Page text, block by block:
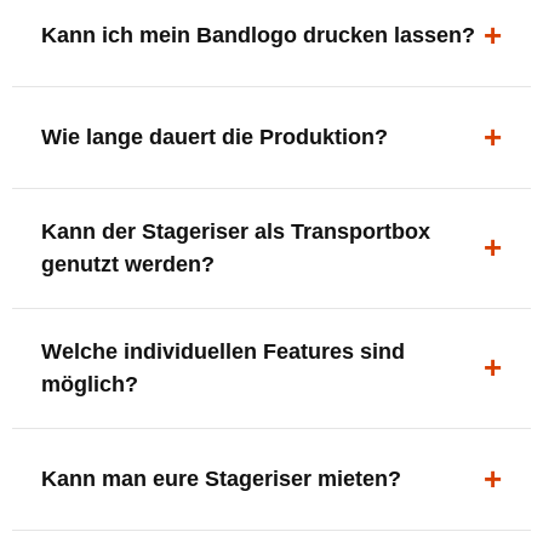
ergonomisch, sicher und gut sichtbar.
Kann ich mein Bandlogo drucken lassen?
deine Bühne, deine Marke.
Wie lange dauert die Produktion?
innerhalb Deutschlands kostenfrei.
Kann der Stageriser als Transportbox
genutzt werden?
oder Zubehör nutzen.
Welche individuellen Features sind
möglich?
XLR-Brücke / Schnittstelle
Setlist-Clip
Kann man eure Stageriser mieten?